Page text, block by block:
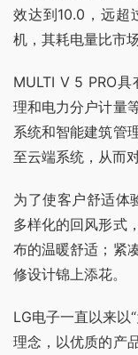
效达到10.0，远超
机，其耗电量比市
MULTI V 5 PRO
理和电力分户计量
系统和智能建筑管
至云端系统，从而
为了使客户舒适体
多样化的回风形式
布的温暖舒适；紧
修设计锦上添花。
LG电子一直以来以
理念，以优质的产